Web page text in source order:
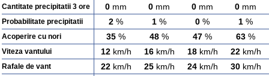
Cantitate precipitatii 3 ore 0 mm 0 mm 0 mm 0 mm
Probabilitate precipitatii 2 % 1 % 0 % 1 %
Acoperire cu nori 35 % 48 % 47 % 63 %
Viteza vantului 12km/h 16km/h 18km/h 22km/h
Rafale de vant 22km/h 25km/h 24km/h 30km/h